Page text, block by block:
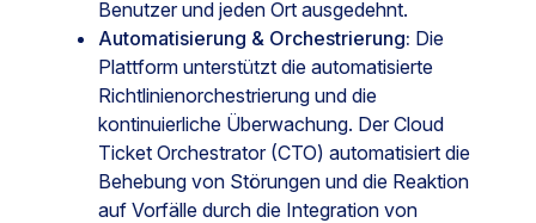
Benutzer und jeden Ort ausgedehnt.
Automatisierung & Orchestrierung: Die
Plattform unterstützt die automatisierte
Richtlinienorchestrierung und die
kontinuierliche Überwachung. Der Cloud
Ticket Orchestrator (CTO) automatisiert die
Behebung von Störungen und die Reaktion
auf Vorfälle durch die Integration von